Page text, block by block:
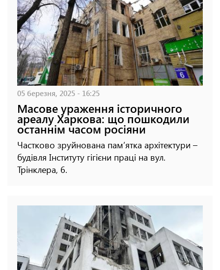
05 березня, 2025 - 16:25
Масове ураження історичного
ареалу Харкова: що пошкодили
останнім часом росіяни
Частково зруйнована пам’ятка архітектури –
будівля Інституту гігієни праці на вул.
Трінклера, 6.